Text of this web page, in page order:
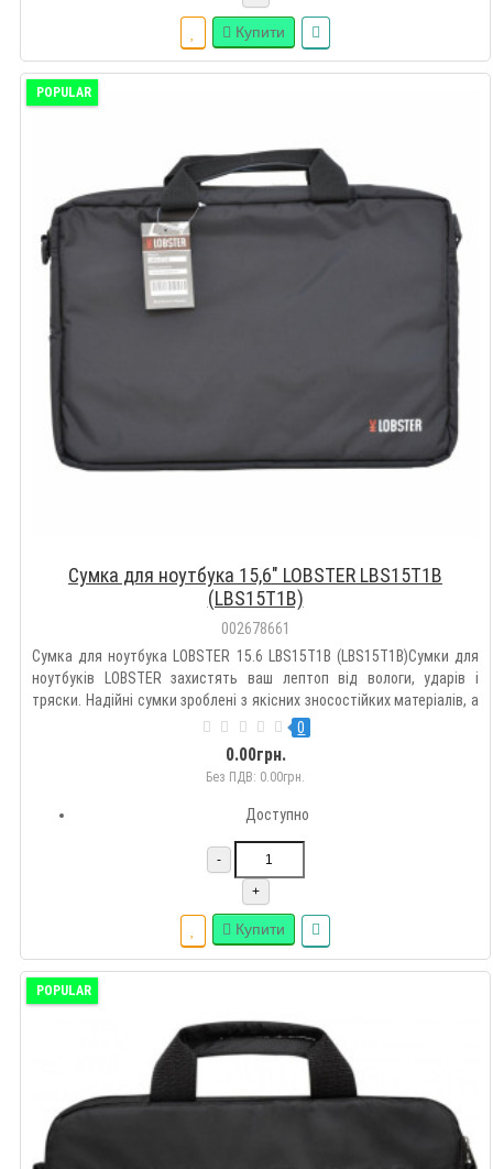
Купити
POPULAR
Сумка для ноутбука 15,6" LOBSTER LBS15T1B
(LBS15T1B)
002678661
Сумка для ноутбука LOBSTER 15.6 LBS15T1B (LBS15T1B)Сумки для
ноутбуків LOBSTER захистять ваш лептоп від вологи, ударів і
тряски. Надійні сумки зроблені з якісних зносостійких матеріалів, а
місця, де навантаження найбільш інтенсивне захищені
додатково.Сумка для ноутбука LOBSTER 15.6 LBS15T1B (LBS15T1..
0
0.00грн.
Без ПДВ: 0.00грн.
Доступно
-
+
Купити
POPULAR